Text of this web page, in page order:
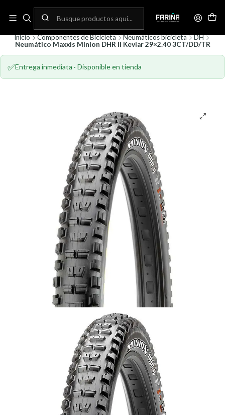
Envíos gratis por compras sobre 80.000! (No aplica para bicicletas)
Inicio Componentes de Bicicleta Neumáticos bicicleta
DH
Neumático Maxxis Minion DHR II Kevlar 29×2.40 3CT/DD/TR
✅Entrega inmediata · Disponible en tienda